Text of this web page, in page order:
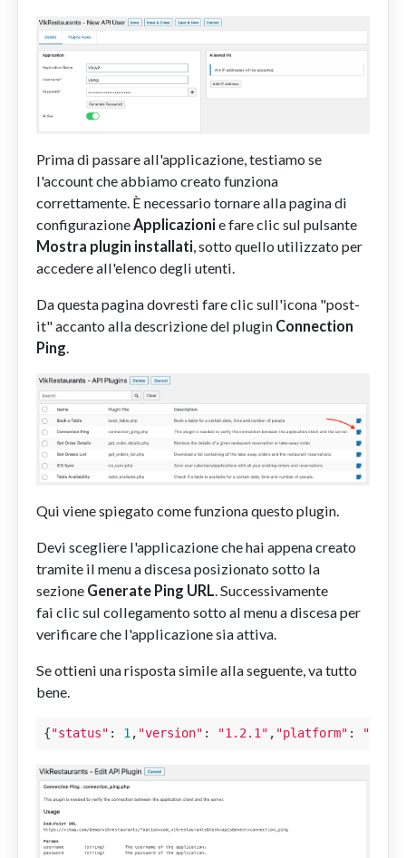
Prima di passare all'applicazione, testiamo se
l'account che abbiamo creato funziona
correttamente. È necessario tornare alla pagina di
configurazioneApplicazioni e fare clic sul pulsante
Mostra plugin installati, sotto quello utilizzato per
accedere all'elenco degli utenti.
Da questa pagina dovresti fare clic sull'icona "post-
it" accanto alla descrizione del plugin Connection
Ping.
Qui viene spiegato come funziona questo plugin.
Devi scegliere l'applicazione che hai appena creato
tramite il menu a discesa posizionato sotto la
sezione Generate Ping URL. Successivamente
fai clic sul collegamento sotto al menu a discesa per
verificare che l'applicazione sia attiva.
Se ottieni una risposta simile alla seguente, va tutto
bene.
{"status" : 1, "version" : "1.2.1" , "platform" :